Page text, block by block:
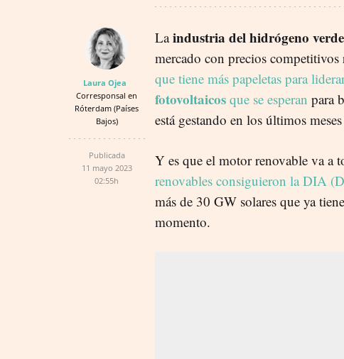
Laura Ojea
Corresponsal en
Róterdam (Países
Bajos)
Publicada
11 mayo 2023
02:55h
Laindustria del hidrógeno
mercado con precios
que tiene más papeletas para
fotovoltaicos que se esperan para
está gestando en los últimos
Y es que el motor renovable va a
renovables consiguieron la DIA
más de 30 GW solares que ya
momento.